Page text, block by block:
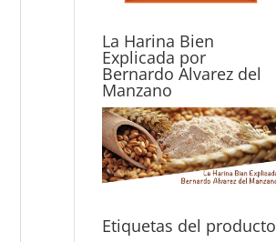
La Harina Bien
Explicada por
Bernardo Alvarez del
Manzano
Etiquetas del producto